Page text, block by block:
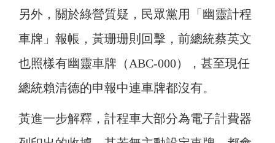
另外，關於綠營質疑，民眾黨用「幽靈計程
車牌」報帳，黃珊珊則回擊，前總統蔡英文
也照樣有幽靈車牌（ABC-000），甚至現任
總統賴清德的申報中連車牌都沒有。
黃進一步解釋，計程車大部分為電子計費器